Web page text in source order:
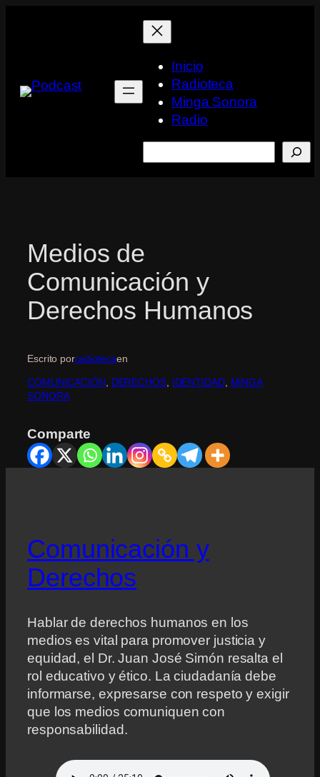
Inicio
Radioteca
Minga Sonora
Radio
Medios de
Comunicación y
Derechos Humanos
Escrito porradiotecaen
COMUNICACIÓN DERECHOS, IDENTIDAD, MINGA
SONORA
Comparte
Comunicación y
Derechos
Hablar de derechos humanos en los
medios es vital para promover justicia y
equidad, el Dr. Juan José Simón resalta el
rol educativo y ético. La ciudadanía debe
informarse, expresarse con respeto y exigir
que los medios comuniquen con
responsabilidad.